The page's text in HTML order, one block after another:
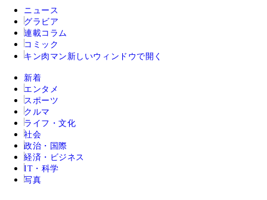
ニュース
グラビア
連載コラム
コミック
キン肉マン 新しいウィンドウで開く
新着
エンタメ
スポーツ
クルマ
ライフ・文化
社会
政治・国際
経済・ビジネス
IT・科学
写真